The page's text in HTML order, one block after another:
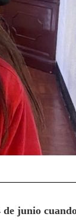
de junio